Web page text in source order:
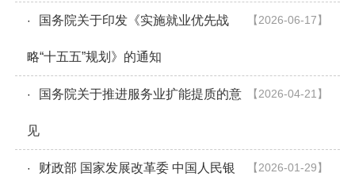
【2026-06-17】
· 国务院关于印发《实施就业优先战
略“十五五”规划》的通知
【2026-04-21】
· 国务院关于推进服务业扩能提质的意
见
【2026-01-29】
· 财政部 国家发展改革委 中国人民银